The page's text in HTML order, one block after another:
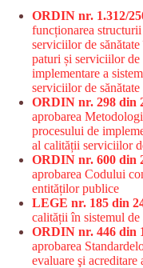
ORDIN nr. 1.312/
funcționarea
serviciilor de
paturi și serviciilor de
implementare a
serviciilor de
ORDIN nr. 298 din
aprobarea
procesului de
al calității serviciilor
ORDIN nr. 600 din
aprobarea Codului
entităților publice
LEGE nr. 185 din
calității în sistemul de
ORDIN nr. 446 din
aprobarea
evaluare şi acreditare